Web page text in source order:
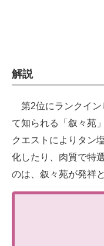
電子設計の基本と応用
建設×テクノロジーの
ちょっと気になるネッ
解説
第2位にランクイン
て知られる「叙々苑
クエストによりタン
化したり、肉質で特
のは、叙々苑が発祥